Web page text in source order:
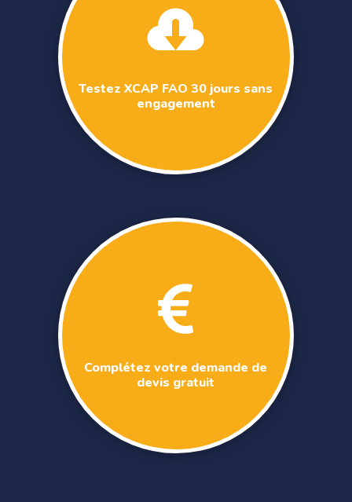

Testez XCAP FAO 30 jours sans
engagement

Complétez votre demande de
devis gratuit